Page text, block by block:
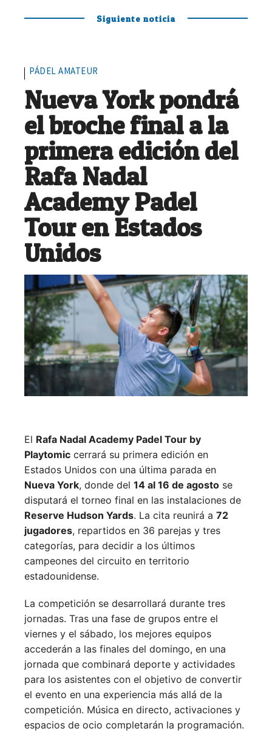
Siguiente noticia
PÁDEL AMATEUR
Nueva York pondrá
el broche final a la
primera edición del
Rafa Nadal
Academy Padel
Tour en Estados
Unidos
El Rafa Nadal Academy Padel Tour by
Playtomic cerrará su primera edición en
Estados Unidos con una última parada en
Nueva York, donde del 14 al 16 de agosto se
disputará el torneo final en las instalaciones de
Reserve Hudson Yards. La cita reunirá a 72
jugadores, repartidos en 36 parejas y tres
categorías, para decidir a los últimos
campeones del circuito en territorio
estadounidense.
La competición se desarrollará durante tres
jornadas. Tras una fase de grupos entre el
viernes y el sábado, los mejores equipos
accederán a las finales del domingo, en una
jornada que combinará deporte y actividades
para los asistentes con el objetivo de convertir
el evento en una experiencia más allá de la
competición. Música en directo, activaciones y
espacios de ocio completarán la programación.